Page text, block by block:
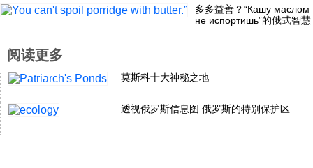
社会
文化
历史
多多益善？“Кашу маслом
не испортишь”的俄式智慧
阅读更多
莫斯科十大神秘之地
透视俄罗斯信息图 俄罗斯的特别保护区